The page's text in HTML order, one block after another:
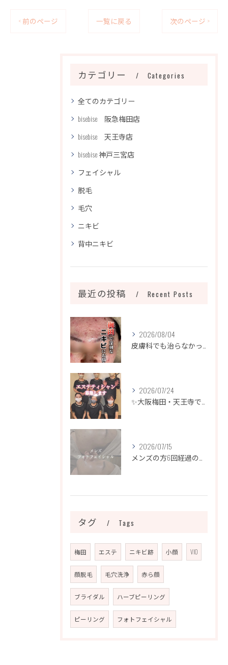
< 前のページ 一覧に戻る 次のページ >
カテゴリー Categories
全てのカテゴリー
bisebise 阪急梅田店
bisebise 天王寺店
bisebise 神戸三宮店
フェイシャル
脱毛
毛穴
ニキビ
背中ニキビ
最近の投稿 Recent Posts
2026/08/04
皮膚科でも治らなかったニキビ、諦めるのはまだ早いです！
2026/07/24
✨大阪梅田・天王寺でエステティシャン募集✨
2026/07/15
メンズの方6回経過のお写真になります📷✨
タグ Tags
梅田 エステ ニキビ跡 小顔 VIO
顔脱毛 毛穴洗浄 赤ら顔
ブライダル ハーブピーリング
ピーリング フォトフェイシャル